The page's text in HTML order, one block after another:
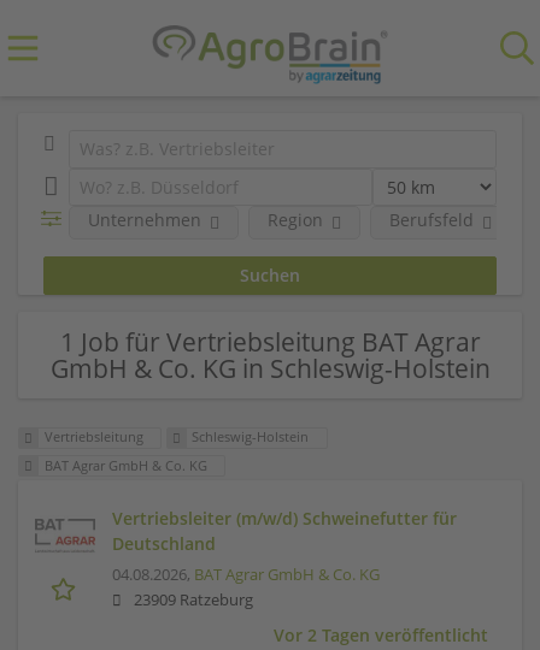
Unternehmen Region Berufsfeld
1 Job für Vertriebsleitung BAT Agrar
GmbH & Co. KG in Schleswig-Holstein
Vertriebsleitung
Schleswig-Holstein
BAT Agrar GmbH & Co. KG
Vertriebsleiter (m/w/d) Schweinefutter für
Deutschland
04.08.2026, BAT Agrar GmbH & Co. KG
23909 Ratzeburg
Vor 2 Tagen veröffentlicht